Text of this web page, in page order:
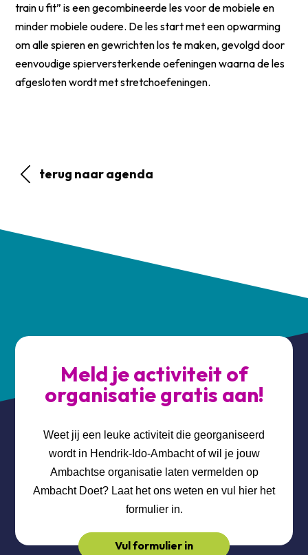
train u fit” is een gecombineerde les voor de mobiele en
minder mobiele oudere. De les start met een opwarming
om alle spieren en gewrichten los te maken, gevolgd door
eenvoudige spierversterkende oefeningen waarna de les
afgesloten wordt met stretchoefeningen.
terug naar agenda
Meld je activiteit of
organisatie gratis aan!
Weet jij een leuke activiteit die georganiseerd
wordt in Hendrik-Ido-Ambacht of wil je jouw
Ambachtse organisatie laten vermelden op
Ambacht Doet? Laat het ons weten en vul hier het
formulier in.
Vul formulier in